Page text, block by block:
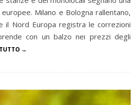
Milano e Bologna rallentano,
il Nord Europa registra le correzioni
con un balzo nei prezzi degli